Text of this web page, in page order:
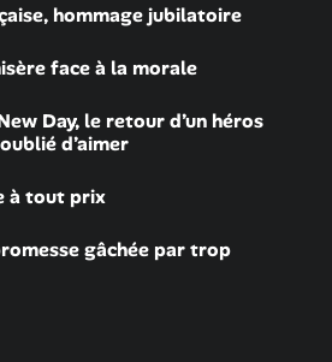
hommage jubilatoire
face à la morale
Day, le retour d’un héros
d’aimer
à tout prix
gâchée par trop